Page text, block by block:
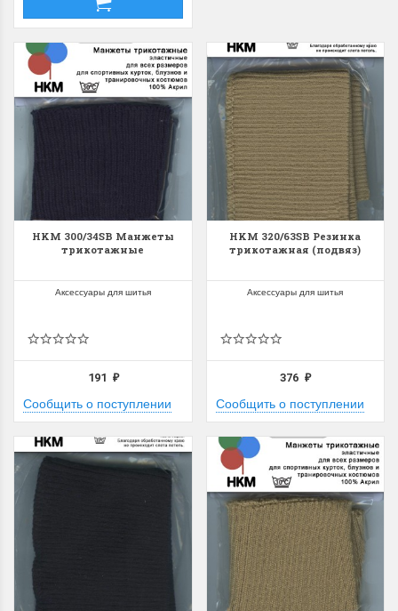
HKM 300/34SB Манжеты
трикотажные
Аксессуары для шитья
191 ₽
Сообщить о поступлении
HKM 320/63SB Резинка
трикотажная (подвяз)
Аксессуары для шитья
376₽
Сообщить о поступлении